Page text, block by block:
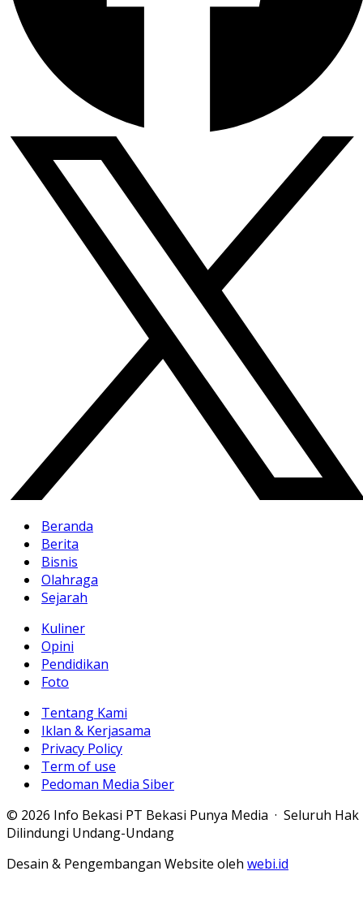
Beranda
Berita
Bisnis
Olahraga
Sejarah
Kuliner
Opini
Pendidikan
Foto
Tentang Kami
Iklan & Kerjasama
Privacy Policy
Term of use
Pedoman Media Siber
© 2026 Info Bekasi PT Bekasi Punya Media · Seluruh Hak
Dilindungi Undang-Undang
Desain & Pengembangan Website oleh webi.id